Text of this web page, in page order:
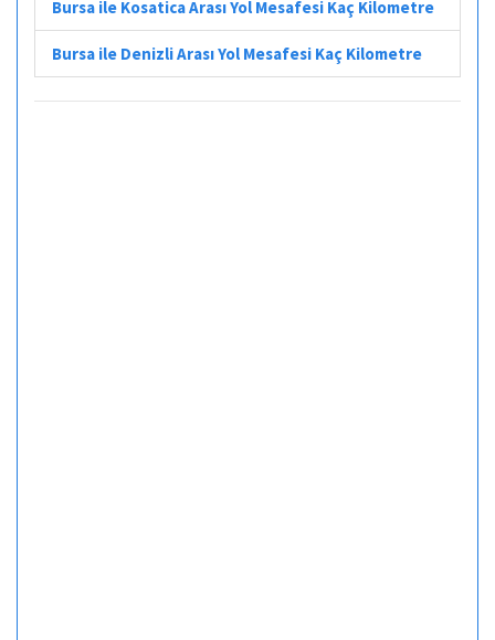
Bursa ile Kosatica Arası Yol Mesafesi Kaç Kilometre
Bursa ile Denizli Arası Yol Mesafesi Kaç Kilometre